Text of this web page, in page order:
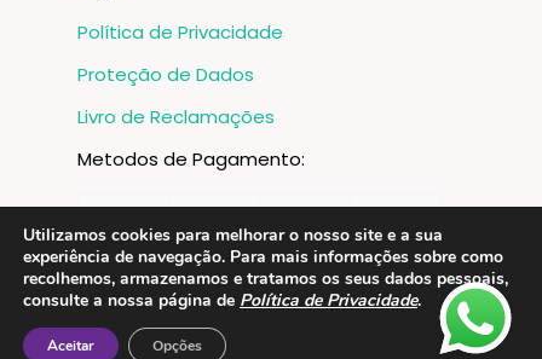
Política de Privacidade
Proteção de Dados
Livro de Reclamações
Metodos de Pagamento:
Utilizamos cookies para melhorar o nosso site e a sua
experiência de navegação. Para mais informações sobre como
recolhemos, armazenamos e tratamos os seus dados pessoais,
consulte a nossa página de Política de Privacidade.
Aceitar Opções